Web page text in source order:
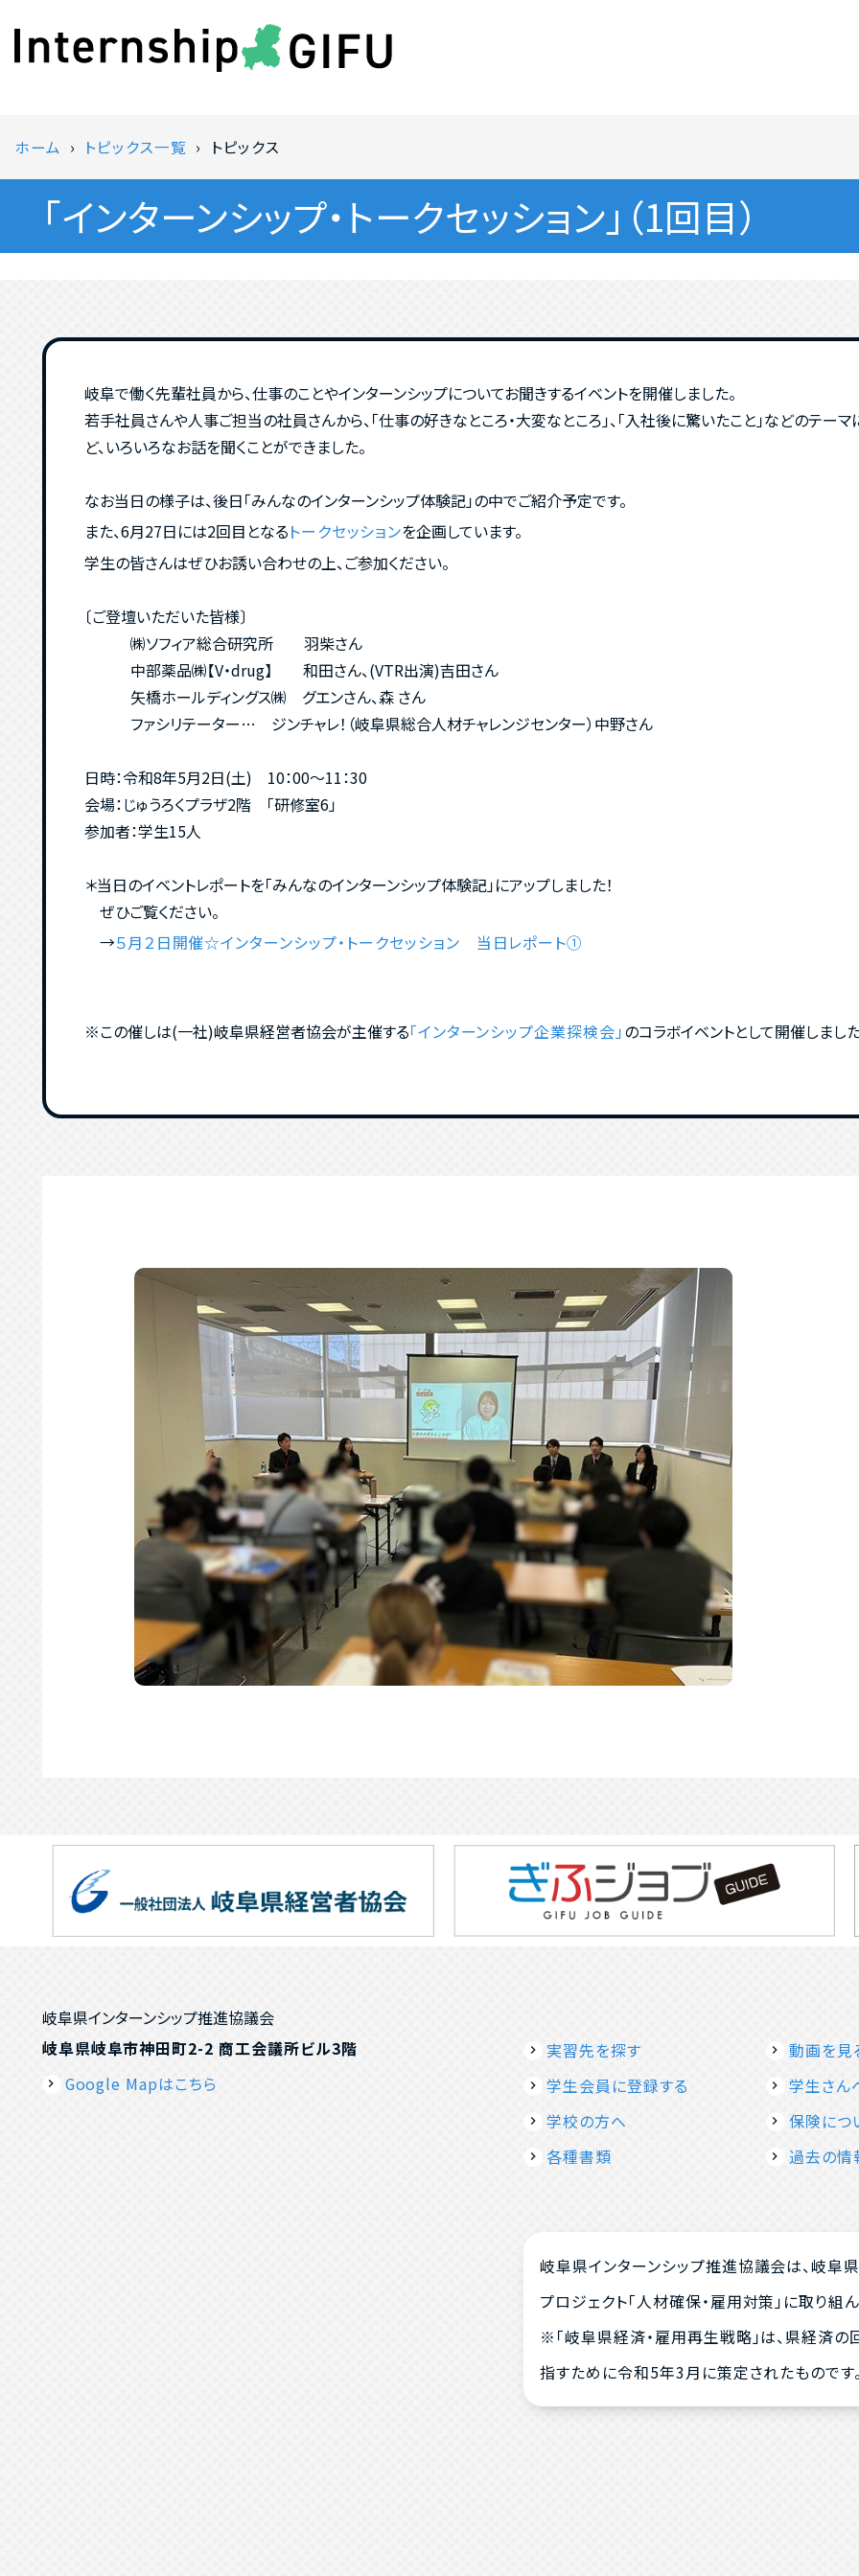
ホーム トピックス一覧 トピックス
「インターンシップ・トークセッション」（1回目）
岐阜で働く先輩社員から、仕事のことやインターンシップについてお聞きするイベントを開催しました。
若手社員さんや人事ご担当の社員さんから、「仕事の好きなところ・大変なところ」、「入社後に驚いたこと」などのテー
ど、いろいろなお話を聞くことができました。
なお当日の様子は、後日「みんなのインターンシップ体験記」の中でご紹介予定です。
また、6月27日には2回目となるトークセッションを企画しています。
学生の皆さんはぜひお誘い合わせの上、ご参加ください。
〔ご登壇いただいた皆様〕
㈱ソフィア総合研究所 羽柴さん
中部薬品㈱【V・drug】 和田さん、(VTR出演)吉田さん
矢橋ホールディングス㈱ グエンさん、森 さん
ファシリテーター… ジンチャレ！（岐阜県総合人材チャレンジセンター）中野さん
日時：令和8年5月2日(土) 10：00～11：30
会場：じゅうろくプラザ2階 「研修室6」
参加者：学生15人
＊当日のイベントレポートを「みんなのインターンシップ体験記」にアップしました！
ぜひご覧ください。
→５月２日開催☆インターンシップ・トークセッション 当日レポート①
※この催しは(一社)岐阜県経営者協会が主催する「インターンシップ企業探検会」のコラボイベントとして開催しまし
岐阜県インターンシップ推進協議会
岐阜県岐阜市神田町2-2 商工会議所ビル3階
Google Mapはこちら
実習先を探す
動画を見
学生会員に登録する
学生さん
学校の方へ
保険につ
各種書類
過去の情
岐阜県インターンシップ推進協議会は、岐阜
プロジェクト「人材確保・雇用対策」に取り組
※「岐阜県経済・雇用再生戦略」は、県経済
指すために令和5年3月に策定されたものです